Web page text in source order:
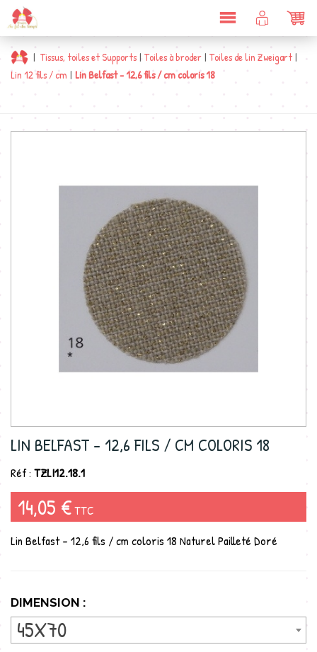
DÉPLIER
LA
NAVIGATION
COMPTE
CLIENT
| Tissus, toiles et Supports| Toiles à broder| Toiles de lin Zweigart|
Lin 12 fils / cm | Lin Belfast - 12,6 fils / cm coloris 18
LIN BELFAST - 12,6 FILS / CM COLORIS 18
Réf : TZLI12.18.1
14,05 €TTC
Lin Belfast - 12,6 fils / cm coloris 18 Naturel Pailleté Doré
DIMENSION :
45X70